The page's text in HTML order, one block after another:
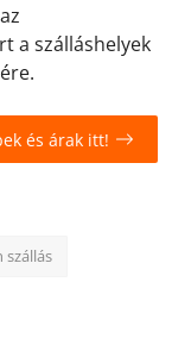
a szálláshelyek
és árak itt!
szállás